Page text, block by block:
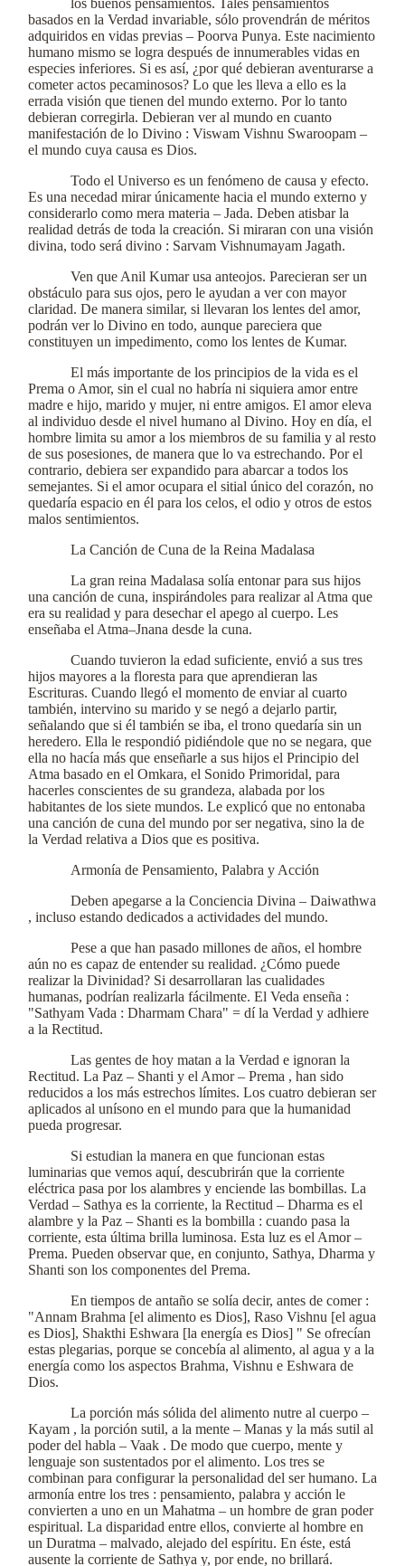
los buenos pensamientos. Tales pensamientos
basados en la Verdad invariable, sólo provendrán de méritos
adquiridos en vidas previas – Poorva Punya. Este nacimiento
humano mismo se logra después de innumerables vidas en
especies inferiores. Si es así, ¿por qué debieran aventurarse a
cometer actos pecaminosos? Lo que les lleva a ello es la
errada visión que tienen del mundo externo. Por lo tanto
debieran corregirla. Debieran ver al mundo en cuanto
manifestación de lo Divino : Viswam Vishnu Swaroopam –
el mundo cuya causa es Dios.
Todo el Universo es un fenómeno de causa y efecto.
Es una necedad mirar únicamente hacia el mundo externo y
considerarlo como mera materia – Jada. Deben atisbar la
realidad detrás de toda la creación. Si miraran con una visión
divina, todo será divino : Sarvam Vishnumayam Jagath.
Ven que Anil Kumar usa anteojos. Parecieran ser un
obstáculo para sus ojos, pero le ayudan a ver con mayor
claridad. De manera similar, si llevaran los lentes del amor,
podrán ver lo Divino en todo, aunque pareciera que
constituyen un impedimento, como los lentes de Kumar.
El más importante de los principios de la vida es el
Prema o Amor, sin el cual no habría ni siquiera amor entre
madre e hijo, marido y mujer, ni entre amigos. El amor eleva
al individuo desde el nivel humano al Divino. Hoy en día, el
hombre limita su amor a los miembros de su familia y al resto
de sus posesiones, de manera que lo va estrechando. Por el
contrario, debiera ser expandido para abarcar a todos los
semejantes. Si el amor ocupara el sitial único del corazón, no
quedaría espacio en él para los celos, el odio y otros de estos
malos sentimientos.
La Canción de Cuna de la Reina Madalasa
La gran reina Madalasa solía entonar para sus hijos
una canción de cuna, inspirándoles para realizar al Atma que
era su realidad y para desechar el apego al cuerpo. Les
enseñaba el Atma–Jnana desde la cuna.
Cuando tuvieron la edad suficiente, envió a sus tres
hijos mayores a la floresta para que aprendieran las
Escrituras. Cuando llegó el momento de enviar al cuarto
también, intervino su marido y se negó a dejarlo partir,
señalando que si él también se iba, el trono quedaría sin un
heredero. Ella le respondió pidiéndole que no se negara, que
ella no hacía más que enseñarle a sus hijos el Principio del
Atma basado en el Omkara, el Sonido Primoridal, para
hacerles conscientes de su grandeza, alabada por los
habitantes de los siete mundos. Le explicó que no entonaba
una canción de cuna del mundo por ser negativa, sino la de
la Verdad relativa a Dios que es positiva.
Armonía de Pensamiento, Palabra y Acción
Deben apegarse a la Conciencia Divina – Daiwathwa
, incluso estando dedicados a actividades del mundo.
Pese a que han pasado millones de años, el hombre
aún no es capaz de entender su realidad. ¿Cómo puede
realizar la Divinidad? Si desarrollaran las cualidades
humanas, podrían realizarla fácilmente. El Veda enseña :
"Sathyam Vada : Dharmam Chara" = dí la Verdad y adhiere
a la Rectitud.
Las gentes de hoy matan a la Verdad e ignoran la
Rectitud. La Paz – Shanti y el Amor – Prema , han sido
reducidos a los más estrechos límites. Los cuatro debieran ser
aplicados al unísono en el mundo para que la humanidad
pueda progresar.
Si estudian la manera en que funcionan estas
luminarias que vemos aquí, descubrirán que la corriente
eléctrica pasa por los alambres y enciende las bombillas. La
Verdad – Sathya es la corriente, la Rectitud – Dharma es el
alambre y la Paz – Shanti es la bombilla : cuando pasa la
corriente, esta última brilla luminosa. Esta luz es el Amor –
Prema. Pueden observar que, en conjunto, Sathya, Dharma y
Shanti son los componentes del Prema.
En tiempos de antaño se solía decir, antes de comer :
"Annam Brahma [el alimento es Dios], Raso Vishnu [el agua
es Dios], Shakthi Eshwara [la energía es Dios] " Se ofrecían
estas plegarias, porque se concebía al alimento, al agua y a la
energía como los aspectos Brahma, Vishnu e Eshwara de
Dios.
La porción más sólida del alimento nutre al cuerpo –
Kayam , la porción sutil, a la mente – Manas y la más sutil al
poder del habla – Vaak . De modo que cuerpo, mente y
lenguaje son sustentados por el alimento. Los tres se
combinan para configurar la personalidad del ser humano. La
armonía entre los tres : pensamiento, palabra y acción le
convierten a uno en un Mahatma – un hombre de gran poder
espiritual. La disparidad entre ellos, convierte al hombre en
un Duratma – malvado, alejado del espíritu. En éste, está
ausente la corriente de Sathya y, por ende, no brillará.